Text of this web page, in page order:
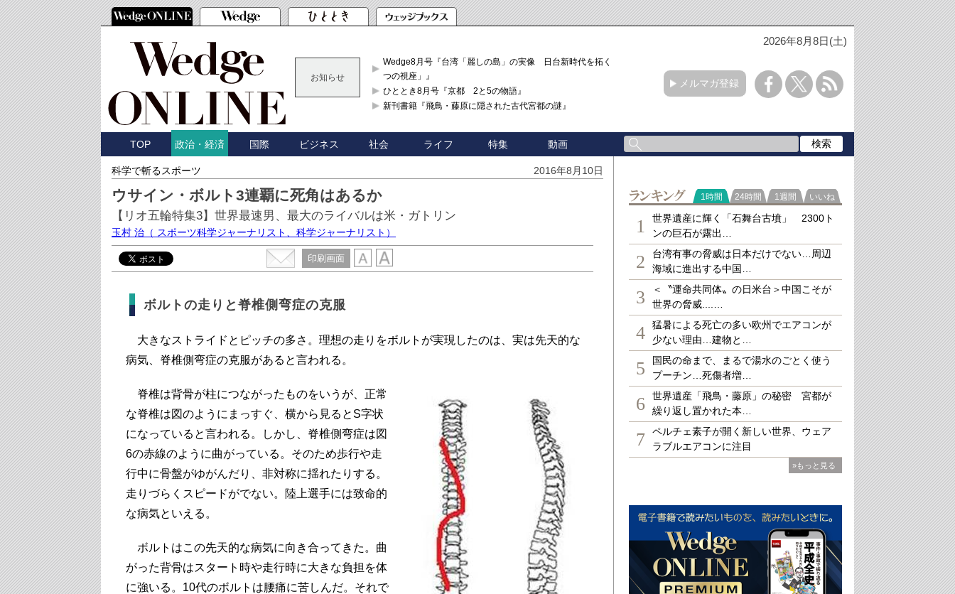
2026年8月8日(土)
お知らせ
Wedge8月号『台湾「麗しの島」の実像 日台新時代を拓く「3
つの視座」』
ひととき8月号『京都 2と5の物語』
新刊書籍『飛鳥・藤原に隠された古代宮都の謎』
メルマガ登録
TOP 政治・経済 国際 ビジネス 社会 ライフ 特集 動画
科学で斬るスポーツ 2016年8月10日
ウサイン・ボルト3連覇に死角はあるか
【リオ五輪特集3】世界最速男、最大のライバルは米・ガトリン
玉村 治 （ スポーツ科学ジャーナリスト、科学ジャーナリスト）
印刷画面
ボルトの走りと脊椎側弯症の克服
大きなストライドとピッチの多さ。理想の走りをボルトが実現したのは、実は先天的な
病気、脊椎側弯症の克服があると言われる。
脊椎は背骨が柱につながったものをいうが、正常
な脊椎は図のようにまっすぐ、横から見るとS字状
になっていると言われる。しかし、脊椎側弯症は図
6の赤線のように曲がっている。そのため歩行や走
行中に骨盤がゆがんだり、非対称に揺れたりする。
走りづらくスピードがでない。陸上選手には致命的
な病気といえる。
ボルトはこの先天的な病気に向き合ってきた。曲
がった背骨はスタート時や走行時に大きな負担を体
に強いる。10代のボルトは腰痛に苦しんだ。それで
ランキング
1時間 24時間 1週間 いいね
1
世界遺産に輝く「石舞台古墳」 2300ト
ンの巨石が露出…
2
台湾有事の脅威は日本だけでない…周辺
海域に進出する中国…
3
＜〝運命共同体〟の日米台＞中国こそが
世界の脅威....…
4
猛暑による死亡の多い欧州でエアコンが
少ない理由…建物と…
5
国民の命まで、まるで湯水のごとく使う
プーチン…死傷者増…
6
世界遺産「飛鳥・藤原」の秘密 宮都が
繰り返し置かれた本…
7
ペルチェ素子が開く新しい世界、ウェア
ラブルエアコンに注目
»もっと見る